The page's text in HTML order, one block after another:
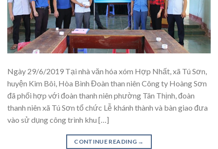
Ngày 29/6/2019 Tại nhà văn hóa xóm Hợp Nhất, xã Tú Sơn,
huyện Kim Bôi, Hòa Bình Đoàn than niên Công ty Hoàng Sơn
đã phối hợp với đoàn thanh niên phường Tân Thịnh, đoàn
thanh niên xã Tú Sơn tổ chức Lễ khánh thành và bàn giao đưa
vào sử dụng công trình khu […]
CONTINUE READING →